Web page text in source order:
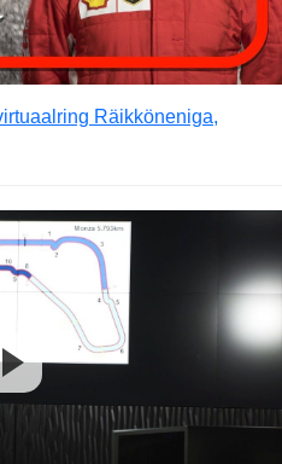
Räikköneniga,